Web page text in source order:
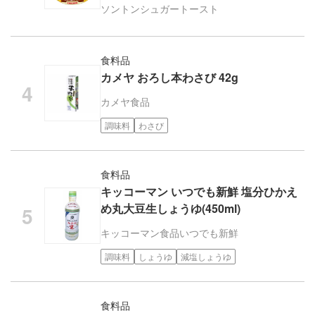
ソントンシュガートースト
食料品
カメヤ おろし本わさび 42g
カメヤ食品
調味料 わさび
食料品
キッコーマン いつでも新鮮 塩分ひかえ
め丸大豆生しょうゆ(450ml)
キッコーマン食品いつでも新鮮
調味料 しょうゆ 減塩しょうゆ
食料品